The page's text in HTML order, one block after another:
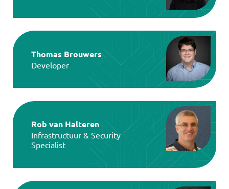
Thomas Brouwers
Developer
Rob van Halteren
Infrastructuur & Security
Specialist